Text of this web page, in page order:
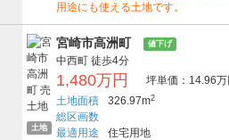
用途にも使える土地です。
土地
宮崎市高洲町 値下げ
中西町 徒歩4分
1,480万円
坪単価：14.96万
土地面積
326.97m2
総区画数
最適用途
住宅用地